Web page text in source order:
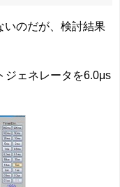
いのだが、検討結果
ジェネレータを6.0μs